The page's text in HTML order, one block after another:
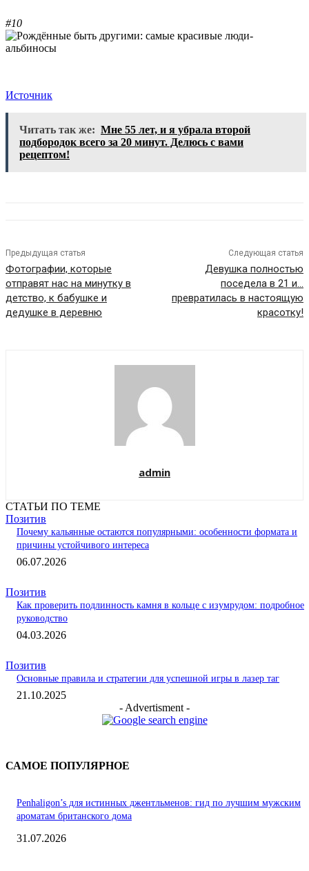
#10
Источник
Читать так же: Мне 55 лет, и я убрала второй
подбородок всего за 20 минут. Делюсь с вами
рецептом!
Предыдущая статья
Фотографии, которые
отправят нас на минутку в
детство, к бабушке и
дедушке в деревню
Следующая статья
Девушка полностью
поседела в 21 и…
превратилась в настоящую
красотку!
admin
СТАТЬИ ПО ТЕМЕ
Позитив
Почему кальянные остаются популярными: особенности формата и
причины устойчивого интереса
06.07.2026
Позитив
Как проверить подлинность камня в кольце с изумрудом: подробное
руководство
04.03.2026
Позитив
Основные правила и стратегии для успешной игры в лазер таг
21.10.2025
- Advertisment -
САМОЕ ПОПУЛЯРНОЕ
Penhaligon’s для истинных джентльменов: гид по лучшим мужским
ароматам британского дома
31.07.2026